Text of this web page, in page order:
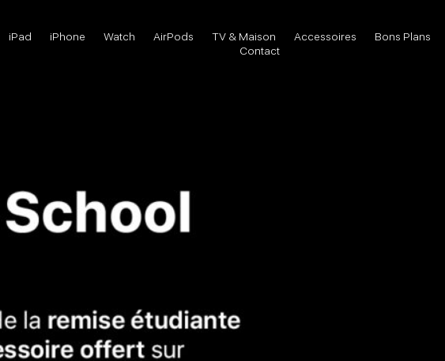
iPad iPhone Watch AirPods TV & Maison Accessoires
Bons Plans
Contact